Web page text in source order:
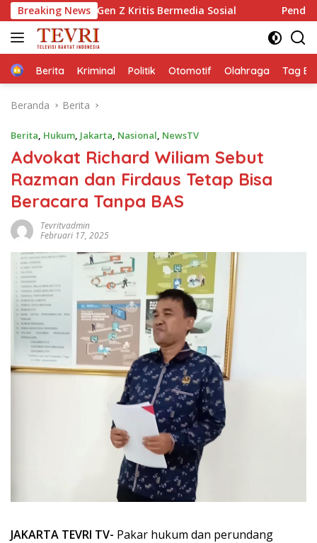
Langsung
ke
konten
Breaking News
Z Kritis Bermedia Sosial Pendiri Beranda Ruang
HomeBerita Kriminal Politik Otomotif Olahraga Tag
Beranda Berita
Berita, Hukum, Jakarta, Nasional, NewsTV
Advokat Richard Wiliam Sebut
Razman dan Firdaus Tetap Bisa
Beracara Tanpa BAS
Tevritvadmin
Februari 17, 2025
JAKARTA TEVRI TV- Pakar hukum dan perundang